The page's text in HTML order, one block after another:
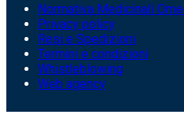
Normativa Medicinali
Privacy policy
Resi e Spedizioni
Termini e condizioni
Whistleblowing
Web agency